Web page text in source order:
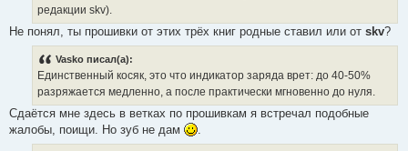
#
редакции skv).
Не понял, ты прошивки от этих трёх книг родные ставил или от skv?
Vasko писал(а):
Единственный косяк, это что индикатор заряда врет: до 40-50%
разряжается медленно, а после практически мгновенно до нуля.
Сдаётся мне здесь в ветках по прошивкам я встречал подобные
жалобы, поищи. Но зуб не дам
.